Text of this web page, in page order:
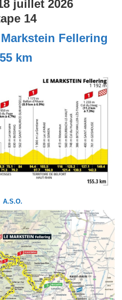
juillet 2026
14
Fellering
km
A.S.O.